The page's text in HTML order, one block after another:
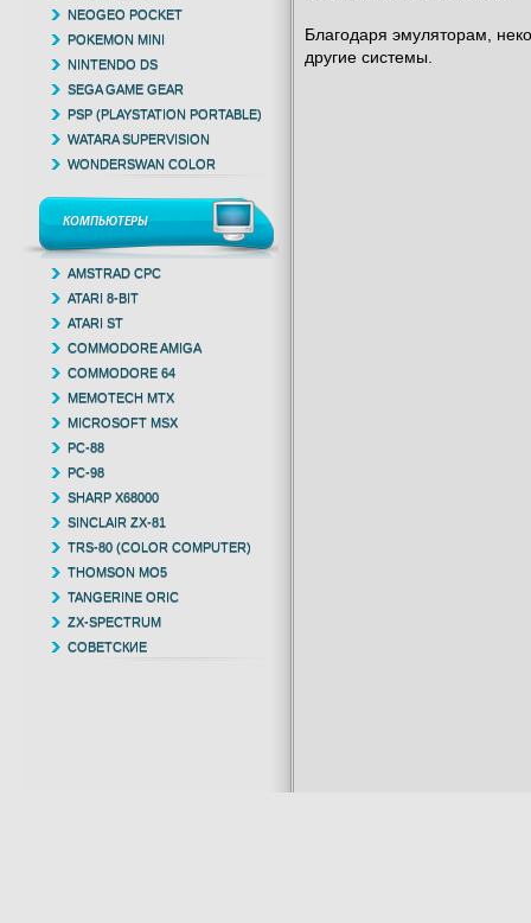
Благодаря эмуляторам,
другие системы.
NEOGEO POCKET
POKEMON MINI
NINTENDO DS
SEGA GAME GEAR
PSP (PLAYSTATION PORTABLE)
WATARA SUPERVISION
WONDERSWAN COLOR
КОМПЬЮТЕРЫ
AMSTRAD CPC
ATARI 8-BIT
ATARI ST
COMMODORE AMIGA
COMMODORE 64
MEMOTECH MTX
MICROSOFT MSX
PC-88
PC-98
SHARP X68000
SINCLAIR ZX-81
TRS-80 (COLOR COMPUTER)
THOMSON MO5
TANGERINE ORIC
ZX-SPECTRUM
СОВЕТСКИЕ